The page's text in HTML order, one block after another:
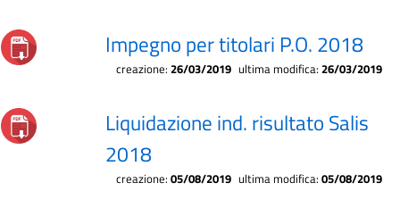
Impegno per titolari P.O. 2018
creazione: 26/03/2019 ultima modifica: 26/03/2019
Liquidazione ind. risultato Salis
2018
creazione: 05/08/2019 ultima modifica: 05/08/2019